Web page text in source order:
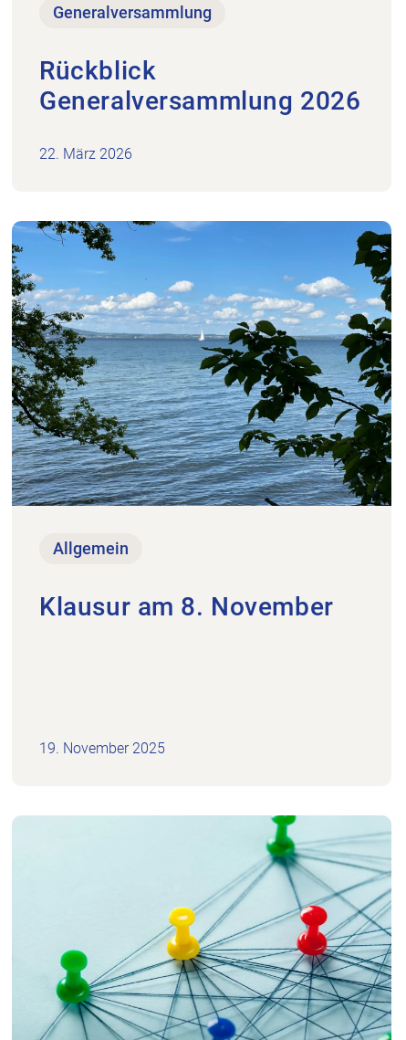
Generalversammlung
Rückblick
Generalversammlung 2026
22. März 2026
am 17. März 2026 im Seemuseum Kreuzlingen
Allgemein
Klausur am 8. November
19. November 2025
Zum Beitrag Klausur am 8. November
Zum Beitrag Netzwerkanlass Schaffhausen